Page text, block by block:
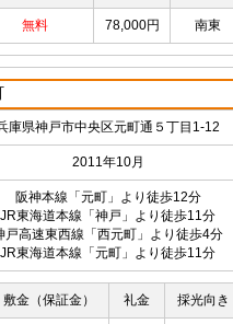
無料 78,000円 南東
庫県神戸市中央区元町通５丁目1-12
2011年10月
阪神本線「元町」より徒歩12分
JR東海道本線「神戸」より徒歩11分
戸高速東西線「西元町」より徒歩4分
JR東海道本線「元町」より徒歩11分
敷金（保証金） 礼金 採光向き